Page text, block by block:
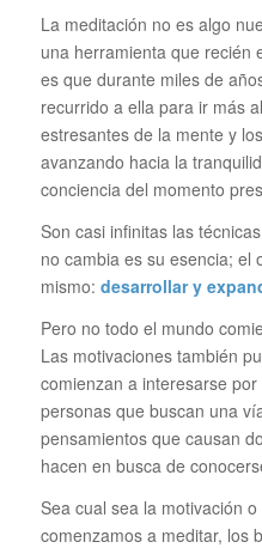
La meditación no es algo
una herramienta que recién
es que durante miles de
recurrido a ella para ir más
estresantes de la mente y
avanzando hacia la
conciencia del momento
Son casi infinitas las
no cambia es su esencia; el
mismo: desarrollar y
Pero no todo el mundo
Las motivaciones también
comienzan a interesarse
personas que buscan una
pensamientos que causan
hacen en busca de
Sea cual sea la motivación
comenzamos a meditar, los